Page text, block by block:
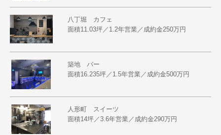
八丁堀 カフェ
面積11.03坪／1.2年営業／成約金250万円
築地 バー
面積16.235坪／1.5年営業／成約金500万円
人形町 スイーツ
面積14坪／3.6年営業／成約金290万円